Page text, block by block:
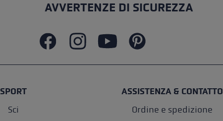
AVVERTENZE DI SICUREZZA
SPORT
Sci
ASSISTENZA & CONTATTO
Ordine e spedizione